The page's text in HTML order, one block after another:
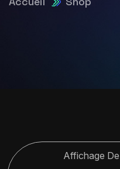
Affichage De